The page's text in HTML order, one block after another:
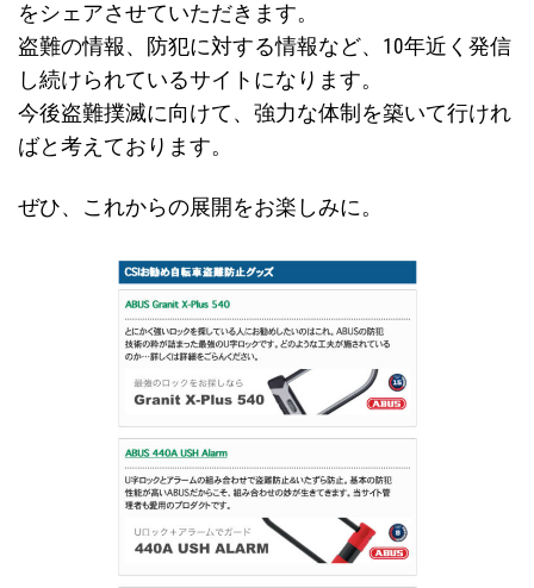
をシェアさせていただきます。
盗難の情報、防犯に対する情報など、10年近く発信
し続けられているサイトになります。
今後盗難撲滅に向けて、強力な体制を築いて行けれ
ばと考えております。
ぜひ、これからの展開をお楽しみに。